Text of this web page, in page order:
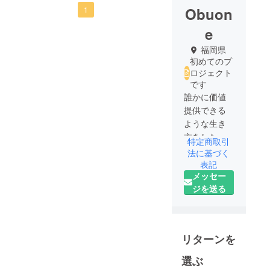
楽しみです。
1
Obuon
e
福岡県
初めてのプ
ロジェクト
です
誰かに価値
提供できる
ような生き
方をしたい
と思い2020
年から物販
事業を導入
しておりま
方々に価値
提供できる
特定商取引
法に基づく
表記
メッセー
ジを送る
リターンを
選ぶ